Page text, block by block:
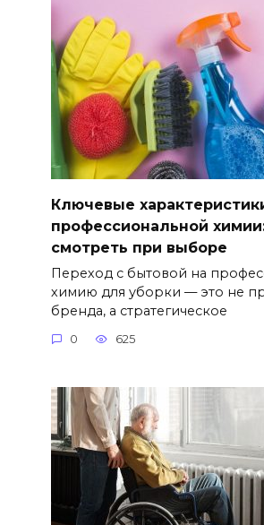
Ключевые
профессиональной
смотреть при выборе
Переход с бытовой на
химию для уборки — это не
бренда, а стратегическое
0 625